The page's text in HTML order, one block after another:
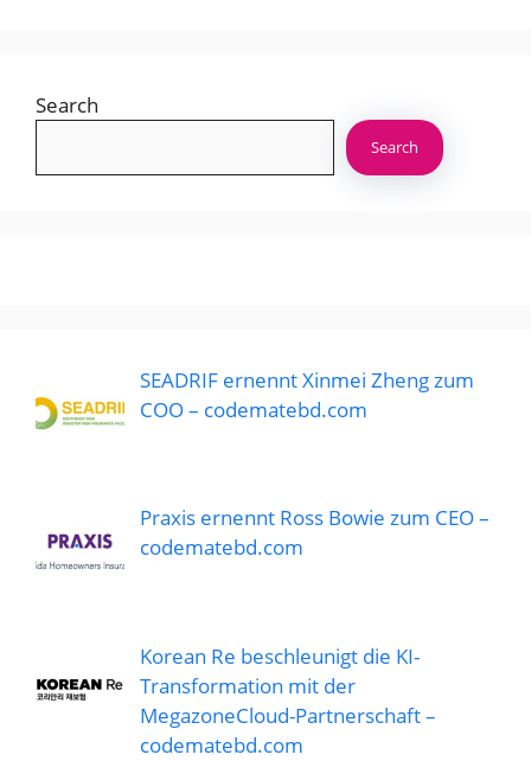
Search
Search
SEADRIF ernennt Xinmei Zheng zum
COO – codematebd.com
Praxis ernennt Ross Bowie zum CEO –
codematebd.com
Korean Re beschleunigt die KI-
Transformation mit der
MegazoneCloud-Partnerschaft –
codematebd.com